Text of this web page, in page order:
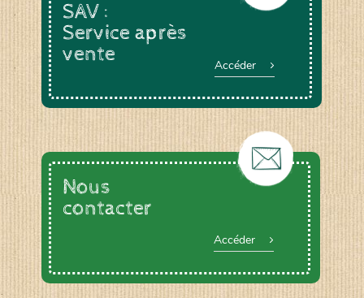
SAV :
Service après
vente
Accéder
Nous
contacter
Accéder